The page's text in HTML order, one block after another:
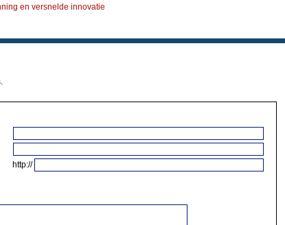
en versnelde innovatie
http://